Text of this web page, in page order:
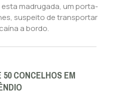
madrugada, um porta-
suspeito de transportar
a bordo.
CONCELHOS EM